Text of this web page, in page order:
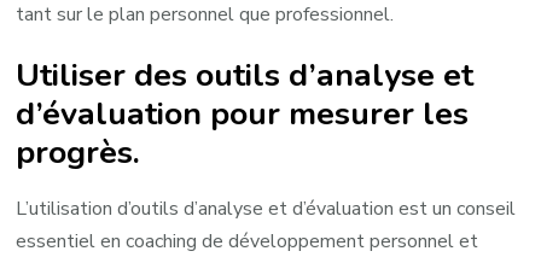
tant sur le plan personnel que professionnel.
Utiliser des outils d’analyse et
d’évaluation pour mesurer les
progrès.
L’utilisation d’outils d’analyse et d’évaluation est un conseil
essentiel en coaching de développement personnel et